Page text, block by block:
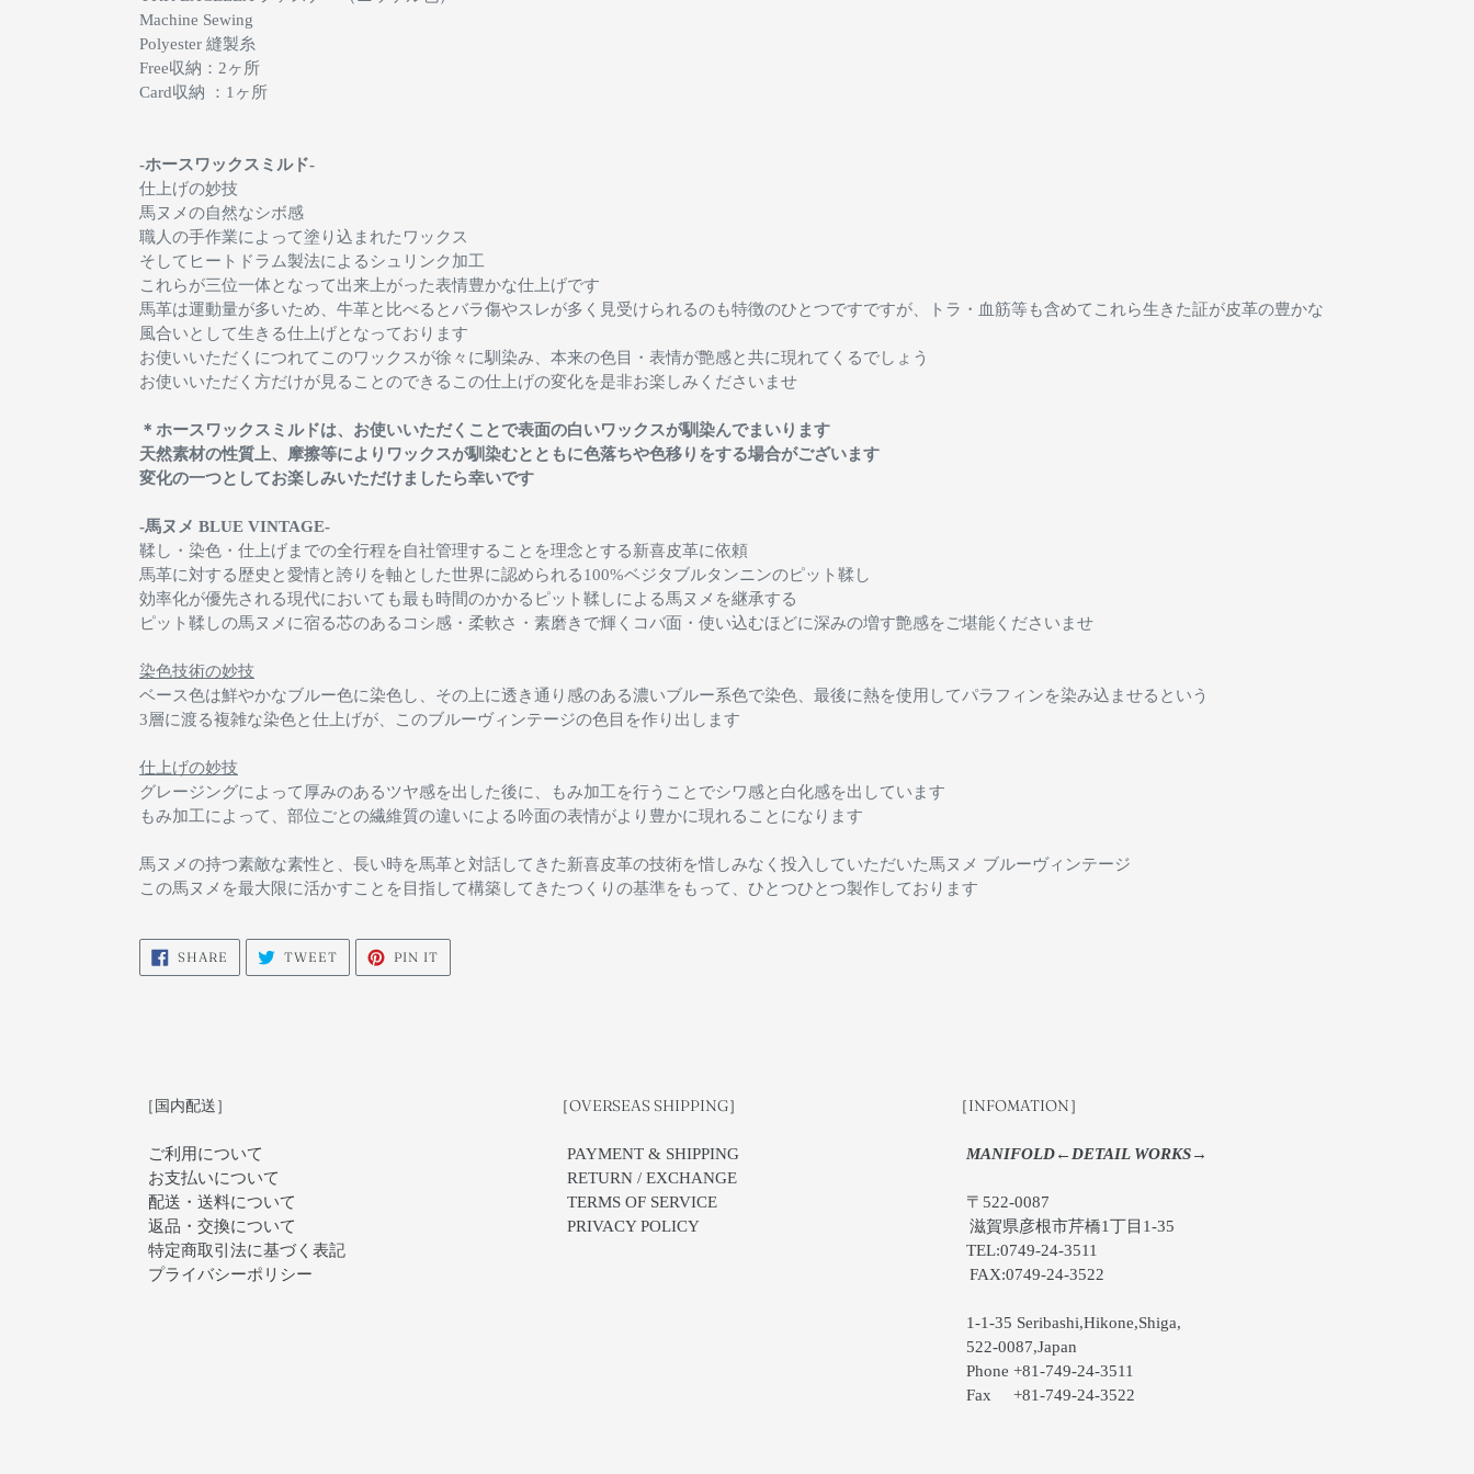
Machine Sewing
Polyester 縫製糸
Free収納：2ヶ所
Card収納 ：1ヶ所
-ホースワックスミルド-
仕上げの妙技
馬ヌメの自然なシボ感
職人の手作業によって塗り込まれたワックス
そしてヒートドラム製法によるシュリンク加工
これらが三位一体となって出来上がった表情豊かな仕上げです
馬革は運動量が多いため、牛革と比べるとバラ傷やスレが多く見受けられるのも特徴のひとつですですが、トラ・血筋等も含めてこれら生きた証が皮革の豊かな
風合いとして生きる仕上げとなっております
お使いいただくにつれてこのワックスが徐々に馴染み、本来の色目・表情が艶感と共に現れてくるでしょう
お使いいただく方だけが見ることのできるこの仕上げの変化を是非お楽しみくださいませ
＊ホースワックスミルドは、お使いいただくことで表面の白いワックスが馴染んでまいります
天然素材の性質上、摩擦等によりワックスが馴染むとともに色落ちや色移りをする場合がございます
変化の一つとしてお楽しみいただけましたら幸いです
-馬ヌメ BLUE VINTAGE-
鞣し・染色・仕上げまでの全行程を自社管理することを理念とする新喜皮革に依頼
馬革に対する歴史と愛情と誇りを軸とした世界に認められる100%ベジタブルタンニンのピット鞣し
効率化が優先される現代においても最も時間のかかるピット鞣しによる馬ヌメを継承する
ピット鞣しの馬ヌメに宿る芯のあるコシ感・柔軟さ・素磨きで輝くコバ面・使い込むほどに深みの増す艶感をご堪能くださいませ
染色技術の妙技
ベース色は鮮やかなブルー色に染色し、その上に透き通り感のある濃いブルー系色で染色、最後に熱を使用してパラフィンを染み込ませるという
3層に渡る複雑な染色と仕上げが、このブルーヴィンテージの色目を作り出します
仕上げの妙技
グレージングによって厚みのあるツヤ感を出した後に、もみ加工を行うことでシワ感と白化感を出しています
もみ加工によって、部位ごとの繊維質の違いによる吟面の表情がより豊かに現れることになります
馬ヌメの持つ素敵な素性と、長い時を馬革と対話してきた新喜皮革の技術を惜しみなく投入していただいた馬ヌメ ブルーヴィンテージ
この馬ヌメを最大限に活かすことを目指して構築してきたつくりの基準をもって、ひとつひとつ製作しております
SHARE SHARE
FACEBOOK
TWEETTWEET
TWITTER
PIN IT
PINTEREST
［国内配送］
ご利用について
お支払いについて
配送・送料について
返品・交換について
特定商取引法に基づく表記
プライバシーポリシー
［OVERSEAS SHIPPING］
PAYMENT & SHIPPING
RETURN / EXCHANGE
TERMS OF SERVICE
PRIVACY POLICY
［INFOMATION］
MANIFOLD←DETAIL WORKS→
〒522-0087
滋賀県彦根市芹橋1丁目1-35
TEL:0749-24-3511
FAX:0749-24-3522
1-1-35 Seribashi,Hikone,Shiga,
522-0087,Japan
Phone +81-749-24-3511
Fax +81-749-24-3522